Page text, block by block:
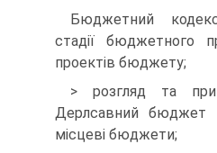
Бюджетний
стадії бюджетного
проектів бюджету;
> розгляд та
Дерлсавний бюджет
місцеві бюджети;